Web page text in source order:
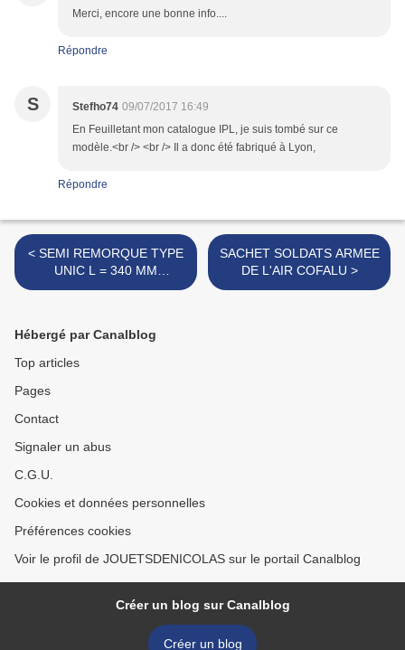
Merci, encore une bonne info....
Répondre
S Stefho74 09/07/2017 16:49
En Feuilletant mon catalogue IPL, je suis tombé sur ce
modèle.<br /> <br /> Il a donc été fabriqué à Lyon,
Répondre
< SEMI REMORQUE TYPE
UNIC L = 340 MM
MARQUE INCONNUE
SACHET SOLDATS ARMEE
DE L'AIR COFALU >
Hébergé par Canalblog
Top articles
Pages
Contact
Signaler un abus
C.G.U.
Cookies et données personnelles
Préférences cookies
Voir le profil de JOUETSDENICOLAS sur le portail Canalblog
Créer un blog sur Canalblog
Créer un blog